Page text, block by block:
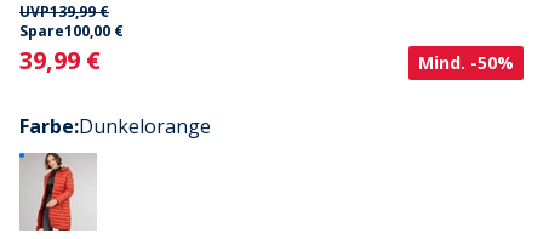
UVP139,99 €
Spare100,00 €
Current
39,99 € Mind. -50%
Farbe:Dunkelorange